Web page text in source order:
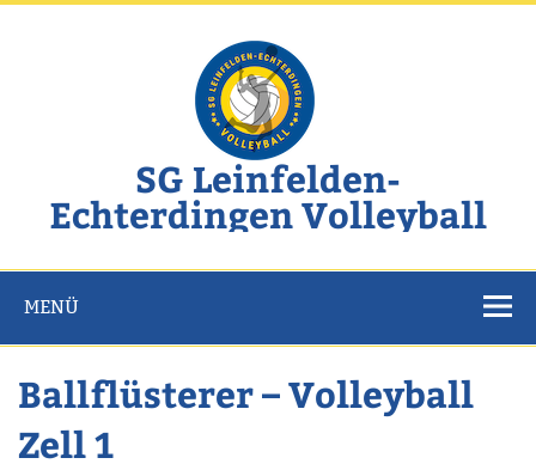
Zum
SG Leinfelden-
Echterdingen Volleyball
MENÜ
Ballflüsterer – Volleyball
Zell 1